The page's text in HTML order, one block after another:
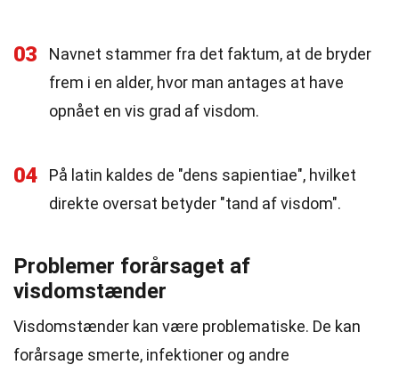
03
Navnet stammer fra det faktum, at de bryder
frem i en alder, hvor man antages at have
opnået en vis grad af visdom.
04
På latin kaldes de "dens sapientiae", hvilket
direkte oversat betyder "tand af visdom".
Problemer forårsaget af
visdomstænder
Visdomstænder kan være problematiske. De kan
forårsage smerte, infektioner og andre